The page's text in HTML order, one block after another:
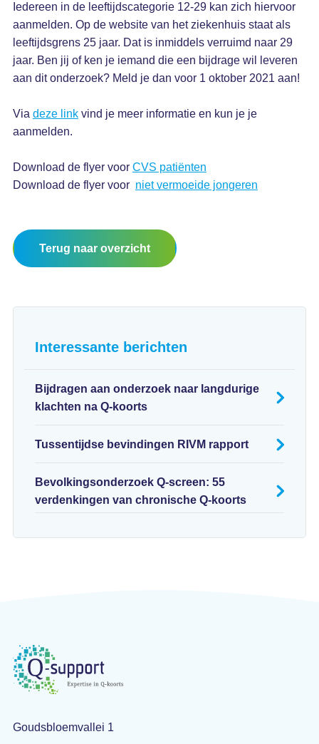
Iedereen in de leeftijdscategorie 12-29 kan zich hiervoor
aanmelden. Op de website van het ziekenhuis staat als
leeftijdsgrens 25 jaar. Dat is inmiddels verruimd naar 29
jaar. Ben jij of ken je iemand die een bijdrage wil leveren
aan dit onderzoek? Meld je dan voor 1 oktober 2021 aan!
Via deze linkvind je meer informatie en kun je je
aanmelden.
Download de flyer voor CVS patiënten
Download de flyer voor niet vermoeide jongeren
Terug naar overzicht
Interessante berichten
Bijdragen aan onderzoek naar langdurige
klachten na Q-koorts
Tussentijdse bevindingen RIVM rapport
Bevolkingsonderzoek Q-screen: 55
verdenkingen van chronische Q-koorts
Goudsbloemvallei 1